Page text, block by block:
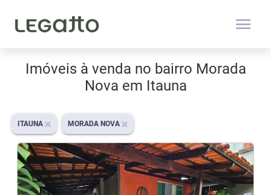
menu
Imóveis à venda no bairro Morada
Nova em Itauna
ITAUNA MORADA NOVA